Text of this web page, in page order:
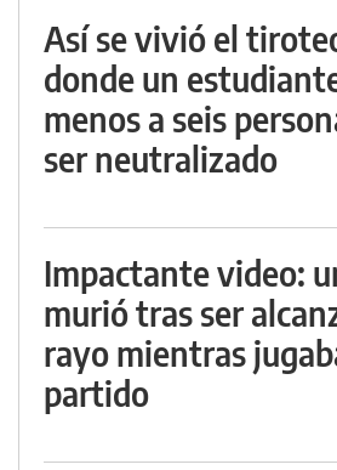
Así se vivió el
donde un
menos a seis
ser neutralizado
Impactante video:
murió tras ser
rayo mientras
partido